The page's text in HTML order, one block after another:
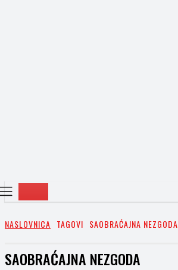
NASLOVNICA TAGOVI SAOBRAĆAJNA NEZGODA
SAOBRAĆAJNA NEZGODA